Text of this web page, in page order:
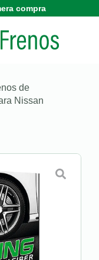
compra
de
Nissan